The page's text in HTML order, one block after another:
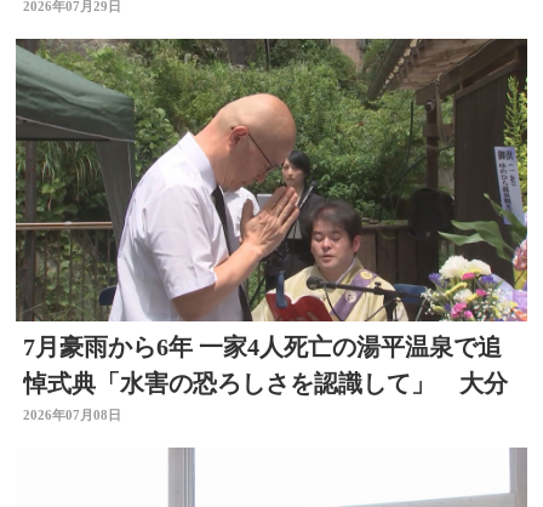
中、万が一に備え」
2026年07月29日
7月豪雨から6年 一家4人死亡の湯平温泉で追
悼式典「水害の恐ろしさを認識して」 大分
2026年07月08日